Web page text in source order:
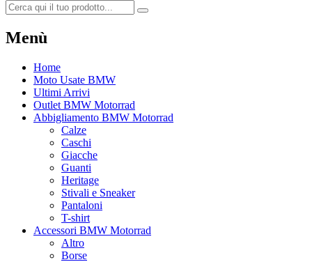
Menù
Home
Moto Usate BMW
Ultimi Arrivi
Outlet BMW Motorrad
Abbigliamento BMW Motorrad
Calze
Caschi
Giacche
Guanti
Heritage
Stivali e Sneaker
Pantaloni
T-shirt
Accessori BMW Motorrad
Altro
Borse